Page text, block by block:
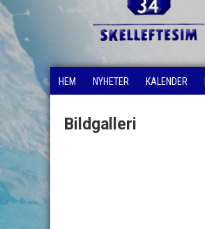
HEM NYHETER KALENDER
Bildgalleri